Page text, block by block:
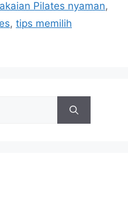
Pilates nyaman,
, tips memilih